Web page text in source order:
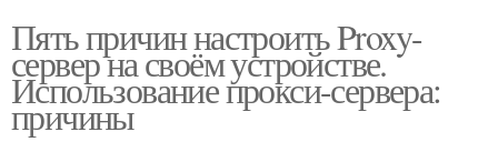
Пять причин настроить Proxy-
сервер на своём устройстве.
Использование прокси-сервера:
причины